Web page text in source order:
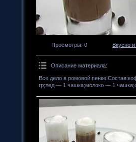
Просмотры: 0 Вкусно
Описание материала:
Все дело в ромовой
гр;лед — 1 чашка;молоко — 1